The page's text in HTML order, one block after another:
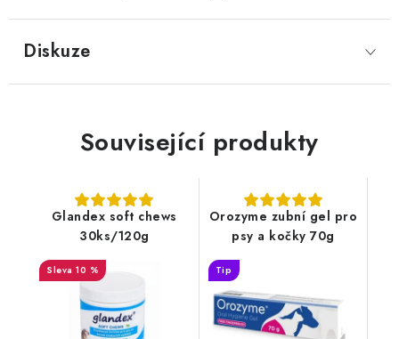
Diskuze
Související produkty
Glandex soft chews
30ks/120g
10 %
Orozyme zubní gel pro
psy a kočky 70g
Tip